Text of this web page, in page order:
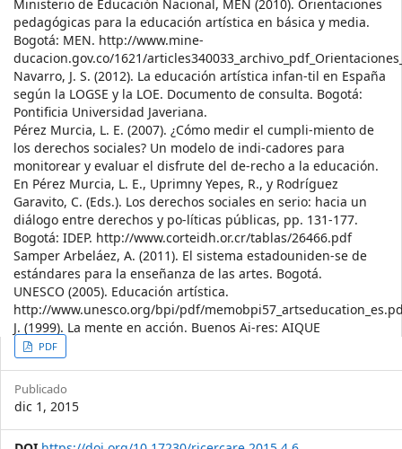
Ministerio de Educación Nacional, MEN (2010). Orientaciones
pedagógicas para la educación artística en básica y media.
Bogotá: MEN. http://www.mine-
ducacion.gov.co/1621/
Navarro, J. S. (2012). La educación artística infan-til en España
según la LOGSE y la LOE. Documento de consulta. Bogotá:
Pontificia Universidad Javeriana.
Pérez Murcia, L. E. (2007). ¿Cómo medir el cumpli-miento de
los derechos sociales? Un modelo de indi-cadores para
monitorear y evaluar el disfrute del de-recho a la educación.
En Pérez Murcia, L. E., Uprimny Yepes, R., y Rodríguez
Garavito, C. (Eds.). Los derechos sociales en serio: hacia un
diálogo entre derechos y po-líticas públicas, pp. 131-177.
Bogotá: IDEP. http://www.corteidh.or.cr/tablas/26466.pdf
Samper Arbeláez, A. (2011). El sistema estadouniden-se de
estándares para la enseñanza de las artes. Bogotá.
UNESCO (2005). Educación artística.
http://www.unesco.org/bpi/pdf/
J. (1999). La mente en acción. Buenos Ai-res: AIQUE
Article
Sidebar
PDF
Publicado
dic 1, 2015